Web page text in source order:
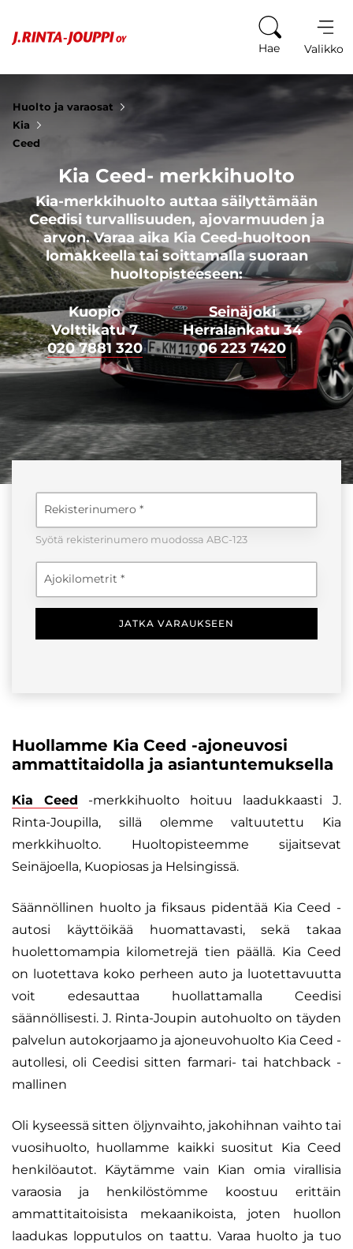
Hae Valikko
Huolto ja varaosat
Kia
Ceed
Kia Ceed- merkkihuolto
Kia-merkkihuolto auttaa säilyttämään
Ceedisi turvallisuuden, ajovarmuuden ja
arvon. Varaa aika Kia Ceed-huoltoon
lomakkeella tai soittamalla suoraan
huoltopisteeseen:
Kuopio
Volttikatu 7
020 7881 320
Seinäjoki
Herralankatu 34
06 223 7420
Rekisterinumero
Syötä rekisterinumero muodossa ABC-123
Ajokilometrit
Huollamme Kia Ceed -ajoneuvosi
ammattitaidolla ja asiantuntemuksella
Kia Ceed -merkkihuolto hoituu laadukkaasti J.
Rinta-Joupilla, sillä olemme valtuutettu Kia
merkkihuolto. Huoltopisteemme sijaitsevat
Seinäjoella, Kuopiosas ja Helsingissä.
Säännöllinen huolto ja fiksaus pidentää Kia Ceed -
autosi käyttöikää huomattavasti, sekä takaa
huolettomampia kilometrejä tien päällä. Kia Ceed
on luotettava koko perheen auto ja luotettavuutta
voit edesauttaa huollattamalla Ceedisi
säännöllisesti. J. Rinta-Joupin autohuolto on täyden
palvelun autokorjaamo ja ajoneuvohuolto Kia Ceed -
autollesi, oli Ceedisi sitten farmari- tai hatchback -
mallinen
Oli kyseessä sitten öljynvaihto, jakohihnan vaihto tai
vuosihuolto, huollamme kaikki suositut Kia Ceed
henkilöautot. Käytämme vain Kian omia virallisia
varaosia ja henkilöstömme koostuu erittäin
ammattitaitoisista mekaanikoista, joten huollon
laadukas lopputulos on taattu. Varaa huolto ja tuo